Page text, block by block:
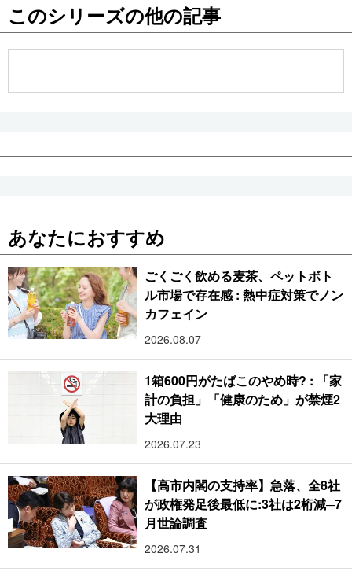
公式SNS
このシリーズの他の記事
あなたにおすすめ
ごくごく飲める麦茶、ペットボト
ル市場で存在感 : 熱中症対策でノン
カフェイン
2026.08.07
1箱600円がたばこのやめ時? : 「家
計の負担」「健康のため」が禁煙2
大理由
2026.07.23
【高市内閣の支持率】急落、全8社
が政権発足後最低に:3社は2桁減─7
月世論調査
2026.07.31